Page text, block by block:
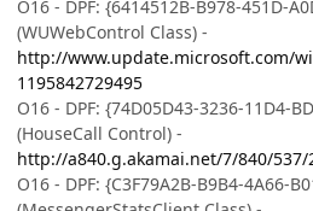
O16 - DPF: {6414512B-B978-451D-
(WUWebControl Class) -
http://www.update.microsoft.com/
1195842729495
O16 - DPF: {74D05D43-3236-11D4-
(HouseCall Control) -
http://a840.g.akamai.net/7/840/537/
O16 - DPF: {C3F79A2B-B9B4-4A66-